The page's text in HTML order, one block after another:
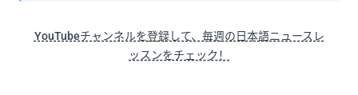
YouTubeチャンネルを登録して、毎週の日本語ニュースレ
ッスンをチェック！